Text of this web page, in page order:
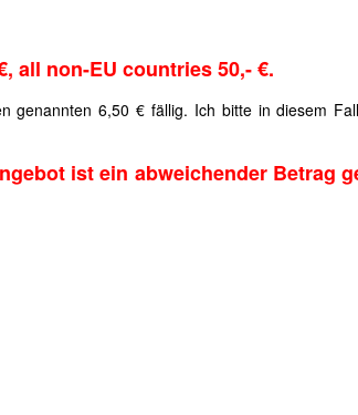
all non-EU countries 50,- €.
genannten 6,50 € fällig. Ich bitte in diesem
ist ein abweichender Betrag